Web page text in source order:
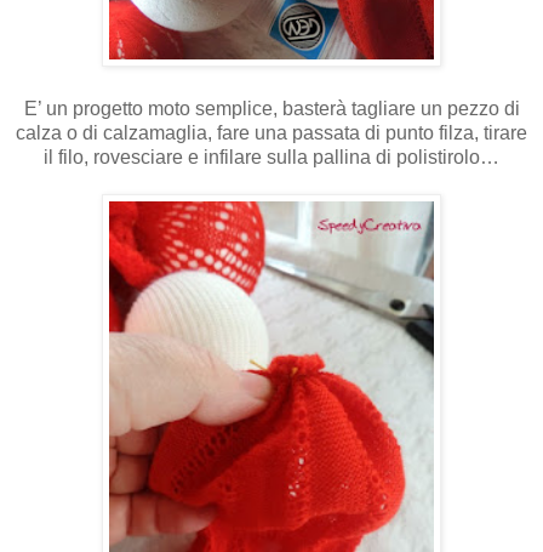
E’ un progetto moto semplice, basterà tagliare un pezzo di
calza o di calzamaglia, fare una passata di punto filza, tirare
il filo, rovesciare e infilare sulla pallina di polistirolo…